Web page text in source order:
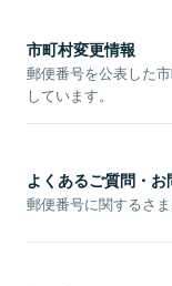
市町村変更情報
郵便番号を公表した
しています。
よくあるご質問・
郵便番号に関するさ